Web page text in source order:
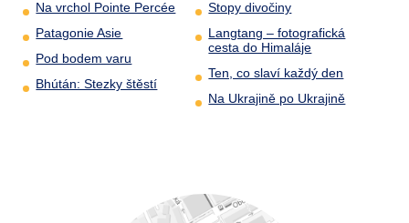
Na vrchol Pointe Percée
Patagonie Asie
Pod bodem varu
Bhútán: Stezky štěstí
Stopy divočiny
Langtang – fotografická
cesta do Himaláje
Ten, co slaví každý den
Na Ukrajině po Ukrajině